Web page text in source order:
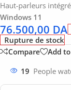
Haut-parleurs
Windows 11
76.500,00 DA
Rupture de stock
Compare
Add
19 People